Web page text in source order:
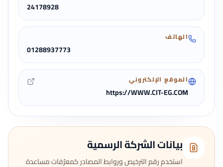
24178928
الهاتف
01288937773
الموقع الإلكتروني
https://WWW.CIT-EG.COM
بيانات الشركة الرسمية
استخدم رقم الترخيص وروابط المصادر كمعرّفات مساعدة